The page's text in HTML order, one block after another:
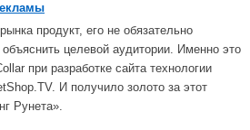
продукт, его не обязательно
целевой аудитории. Именно это
при разработке сайта технологии
И получило золото за этот
Рунета».